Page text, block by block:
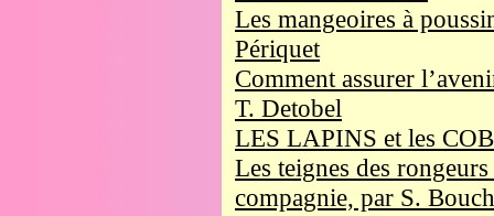
Les mangeoires à
Périquet
Comment assurer
T. Detobel
LES LAPINS et les
Les teignes des
compagnie, par S.